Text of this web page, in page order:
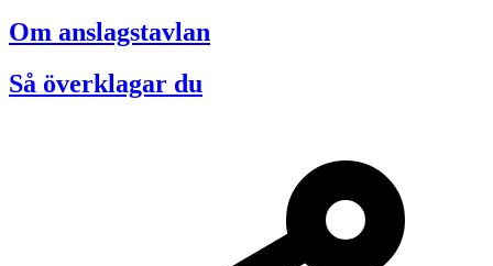
Om anslagstavlan
Så överklagar du